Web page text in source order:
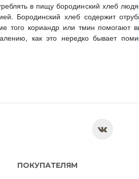
в пищу бородинский хлеб
Бородинский хлеб содержит
того кориандр или тмин помогают
как это нередко бывает
ПОКУПАТЕЛЯМ